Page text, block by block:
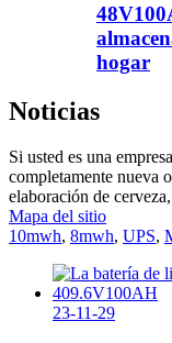
hogar
Noticias
Si usted es una
completamente nueva
elaboración de
Mapa del sitio
10mwh, 8mwh, UPS,
23-11-29